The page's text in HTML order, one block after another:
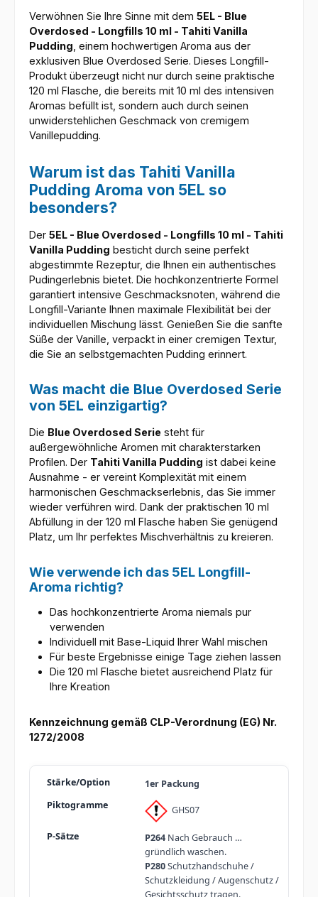
Verwöhnen Sie Ihre Sinne mit dem 5EL - Blue
Overdosed - Longfills 10 ml - Tahiti Vanilla
Pudding, einem hochwertigen Aroma aus der
exklusiven Blue Overdosed Serie. Dieses Longfill-
Produkt überzeugt nicht nur durch seine praktische
120 ml Flasche, die bereits mit 10 ml des intensiven
Aromas befüllt ist, sondern auch durch seinen
unwiderstehlichen Geschmack von cremigem
Vanillepudding.
Warum ist das Tahiti Vanilla
Pudding Aroma von 5EL so
besonders?
Der 5EL - Blue Overdosed - Longfills 10 ml - Tahiti
Vanilla Pudding besticht durch seine perfekt
abgestimmte Rezeptur, die Ihnen ein authentisches
Pudingerlebnis bietet. Die hochkonzentrierte Formel
garantiert intensive Geschmacksnoten, während die
Longfill-Variante Ihnen maximale Flexibilität bei der
individuellen Mischung lässt. Genießen Sie die sanfte
Süße der Vanille, verpackt in einer cremigen Textur,
die Sie an selbstgemachten Pudding erinnert.
Was macht die Blue Overdosed Serie
von 5EL einzigartig?
Die Blue Overdosed Serie steht für
außergewöhnliche Aromen mit charakterstarken
Profilen. Der Tahiti Vanilla Pudding ist dabei keine
Ausnahme - er vereint Komplexität mit einem
harmonischen Geschmackserlebnis, das Sie immer
wieder verführen wird. Dank der praktischen 10 ml
Abfüllung in der 120 ml Flasche haben Sie genügend
Platz, um Ihr perfektes Mischverhältnis zu kreieren.
Wie verwende ich das 5EL Longfill-
Aroma richtig?
Das hochkonzentrierte Aroma niemals pur
verwenden
Individuell mit Base-Liquid Ihrer Wahl mischen
Für beste Ergebnisse einige Tage ziehen lassen
Die 120 ml Flasche bietet ausreichend Platz für
Ihre Kreation
Kennzeichnung gemäß CLP-Verordnung (EG) Nr.
1272/2008
1er Packung
GHS07
P264Nach Gebrauch …
gründlich waschen.
P280Schutzhandschuhe /
Schutzkleidung / Augenschutz /
Gesichtsschutz tragen.